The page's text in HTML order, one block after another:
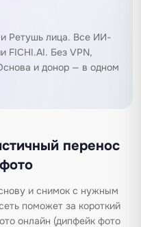
и Ретушь лица. Все ИИ-
FICHI.AI. Без VPN,
и донор — в одном
перенос
и снимок с нужным
поможет за короткий
онлайн (дипфейк фото